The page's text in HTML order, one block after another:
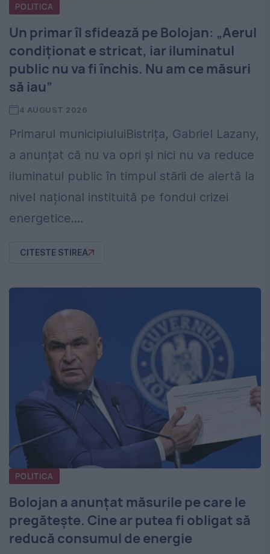
POLITICA
Un primar îl sfidează pe Bolojan: „Aerul
condiționat e stricat, iar iluminatul
public nu va fi închis. Nu am ce măsuri
să iau”
4 AUGUST 2026
Primarul municipiuluiBistrița, Gabriel Lazany,
a anunțat că nu va opri și nici nu va reduce
iluminatul public în timpul stării de alertă la
nivel național instituită pe fondul crizei
energetice....
CITESTE STIREA
POLITICA
Bolojan a anunțat măsurile pe care le
pregătește. Cine ar putea fi obligat să
reducă consumul de energie